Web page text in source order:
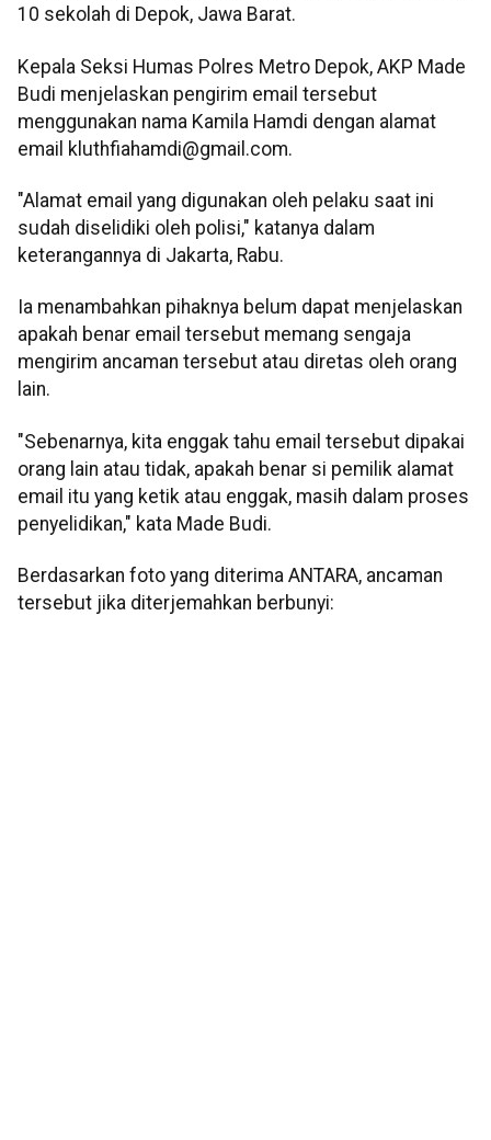
10 sekolah di Depok, Jawa Barat.
Kepala Seksi Humas Polres Metro Depok, AKP Made
Budi menjelaskan pengirim email tersebut
menggunakan nama Kamila Hamdi dengan alamat
email kluthfiahamdi@gmail.com.
"Alamat email yang digunakan oleh pelaku saat ini
sudah diselidiki oleh polisi," katanya dalam
keterangannya di Jakarta, Rabu.
Ia menambahkan pihaknya belum dapat menjelaskan
apakah benar email tersebut memang sengaja
mengirim ancaman tersebut atau diretas oleh orang
lain.
"Sebenarnya, kita enggak tahu email tersebut dipakai
orang lain atau tidak, apakah benar si pemilik alamat
email itu yang ketik atau enggak, masih dalam proses
penyelidikan," kata Made Budi.
Berdasarkan foto yang diterima ANTARA, ancaman
tersebut jika diterjemahkan berbunyi: